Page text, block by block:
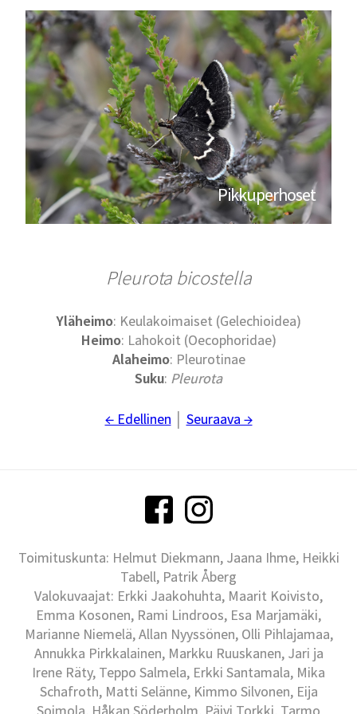
Pikkuperhoset
Pleurota bicostella
Yläheimo: Keulakoimaiset (Gelechioidea)
Heimo: Lahokoit (Oecophoridae)
Alaheimo: Pleurotinae
Suku: Pleurota
← Edellinen Seuraava →
Toimituskunta: Helmut Diekmann, Jaana Ihme, Heikki
Tabell, Patrik Åberg
Valokuvaajat: Erkki Jaakohuhta, Maarit Koivisto,
Emma Kosonen, Rami Lindroos, Esa Marjamäki,
Marianne Niemelä, Allan Nyyssönen, Olli Pihlajamaa,
Annukka Pirkkalainen, Markku Ruuskanen, Jari ja
Irene Räty, Teppo Salmela, Erkki Santamala, Mika
Schafroth, Matti Selänne, Kimmo Silvonen, Eija